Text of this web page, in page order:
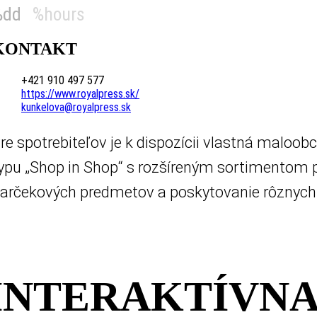
%hours
+421 910 497 577
https://www.royalpress.sk/
kunkelova@royalpress.sk
spotrebiteľov je k dispozícii vlastná
„Shop in Shop“ s rozšíreným
predmetov a poskytovanie